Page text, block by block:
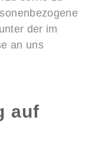
der im
an uns
auf